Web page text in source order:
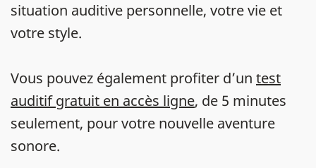
situation auditive personnelle, votre vie et
votre style.
Vous pouvez également profiter d’un test
auditif gratuit en accès ligne, de 5 minutes
seulement, pour votre nouvelle aventure
sonore.